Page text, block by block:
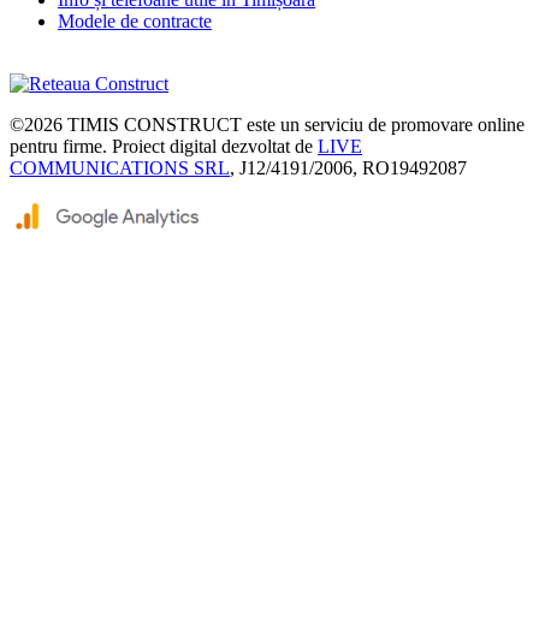
Modele de contracte
©2026 TIMIS CONSTRUCT este un serviciu de promovare online
pentru firme. Proiect digital dezvoltat de LIVE
COMMUNICATIONS SRL, J12/4191/2006, RO19492087